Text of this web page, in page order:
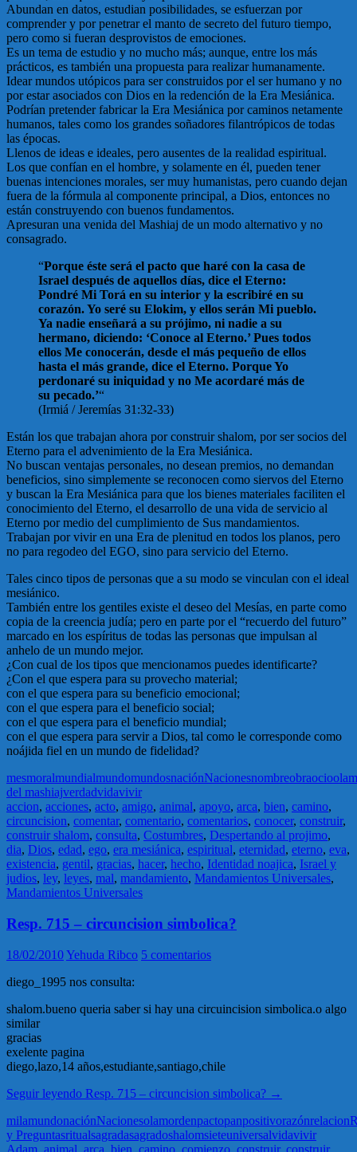
Abundan en datos, estudian posibilidades, se esfuerzan por
comprender y por penetrar el manto de secreto del futuro tiempo,
pero como si fueran desprovistos de emociones.
Es un tema de estudio y no mucho más; aunque, entre los más
prácticos, es también una propuesta para realizar humanamente.
Idear mundos utópicos para ser construidos por el ser humano y no
por estar asociados con Dios en la redención de la Era Mesiánica.
Podrían pretender fabricar la Era Mesiánica por caminos netamente
humanos, tales como los grandes soñadores filantrópicos de todas
las épocas.
Llenos de ideas e ideales, pero ausentes de la realidad espiritual.
Los que confían en el hombre, y solamente en él, pueden tener
buenas intenciones morales, ser muy humanistas, pero cuando dejan
fuera de la fórmula al componente principal, a Dios, entonces no
están construyendo con buenos fundamentos.
Apresuran una venida del Mashiaj de un modo alternativo y no
consagrado.
“Porque éste será el pacto que haré con la casa de
Israel después de aquellos días, dice el Eterno:
Pondré Mi Torá en su interior y la escribiré en su
corazón. Yo seré su Elokim, y ellos serán Mi pueblo.
Ya nadie enseñará a su prójimo, ni nadie a su
hermano, diciendo: ‘Conoce al Eterno.’ Pues todos
ellos Me conocerán, desde el más pequeño de ellos
hasta el más grande, dice el Eterno. Porque Yo
perdonaré su iniquidad y no Me acordaré más de
su pecado.’“
(Irmiá / Jeremías 31:32-33)
Están los que trabajan ahora por construir shalom, por ser socios del
Eterno para el advenimiento de la Era Mesiánica.
No buscan ventajas personales, no desean premios, no demandan
beneficios, sino simplemente se reconocen como siervos del Eterno
y buscan la Era Mesiánica para que los bienes materiales faciliten el
conocimiento del Eterno, el desarrollo de una vida de servicio al
Eterno por medio del cumplimiento de Sus mandamientos.
Trabajan por vivir en una Era de plenitud en todos los planos, pero
no para regodeo del EGO, sino para servicio del Eterno.
Tales cinco tipos de personas que a su modo se vinculan con el ideal
mesiánico.
También entre los gentiles existe el deseo del Mesías, en parte como
copia de la creencia judía; pero en parte por el “recuerdo del futuro”
marcado en los espíritus de todas las personas que impulsan al
anhelo de un mundo mejor.
¿Con cual de los tipos que mencionamos puedes identificarte?
¿Con el que espera para su provecho material;
con el que espera para su beneficio emocional;
con el que espera para el beneficio social;
con el que espera para el beneficio mundial;
con el que espera para servir a Dios, tal como le corresponde como
noájida fiel en un mundo de fidelidad?
mesmoralmundialmundomundosnaciónNacionesnombreobraocioolam
del mashiajverdadvidavivir
accion, acciones, acto, amigo, animal, apoyo, arca, bien, camino,
circuncision, comentar, comentario, comentarios, conocer, construir,
construir shalom, consulta, Costumbres, Despertando al projimo,
dia, Dios, edad, ego, era mesiánica, espiritual, eternidad, eterno, eva,
existencia, gentil, gracias, hacer, hecho, Identidad noajica, Israel y
judios, ley, leyes, mal, mandamiento, Mandamientos Universales,
Mandamientos Universales
Resp. 715 – circuncision simbolica?
18/02/2010Yehuda Ribco 5 comentarios
diego_1995 nos consulta:
shalom.bueno queria saber si hay una circuincision simbolica.o algo
similar
gracias
exelente pagina
diego,lazo,14 años,estudiante,santiago,chile
Seguir leyendo Resp. 715 – circuncision simbolica? →
milamundonaciónNacionesolamordenpactopanpositivorazónrelacion
y Preguntasritualsagradasagradoshalomsieteuniversalvidavivir
Adam animal arca bien camino comienzo construir, construir